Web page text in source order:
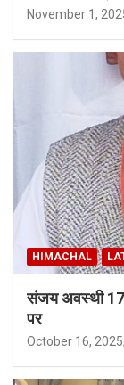
November 1,
HIMACHAL
संजय अवस्थी 17
पर
October 16, 2025